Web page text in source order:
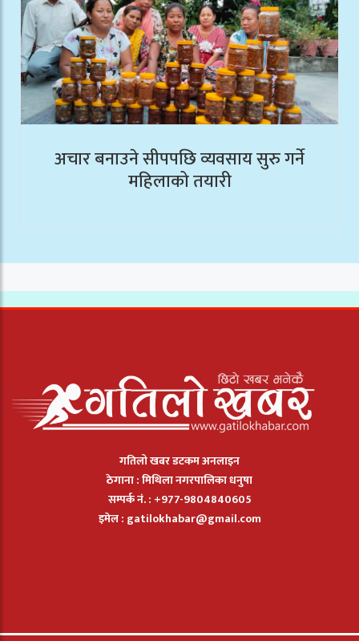
अचार बनाउने सीपपछि व्यवसाय सुरु गर्ने
महिलाको तयारी
गतिलो खबर डटकम अनलाइन
ठेगाना : मिथिला नगरपालिका धनुषा
सम्पर्क नं. : +977-9804840605
इमेल : gatilokhabar@gmail.com